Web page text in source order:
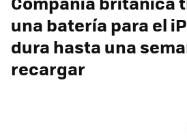
una batería para el
dura hasta una
recargar